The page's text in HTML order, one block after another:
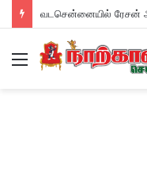
Menu